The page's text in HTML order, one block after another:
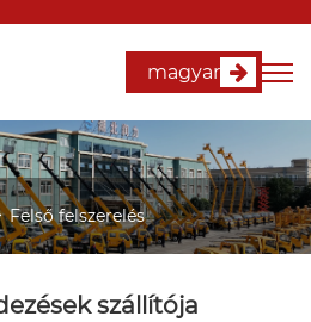
magyar
Felső felszerelés
szállítója